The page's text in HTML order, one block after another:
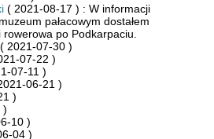
( 2021-08-17 ) : W informacji
pałacowym dostałem
po Podkarpaciu.
( 2021-07-30 )
07-22 )
07-11 )
06-21 )
)
)
10 )
04 )